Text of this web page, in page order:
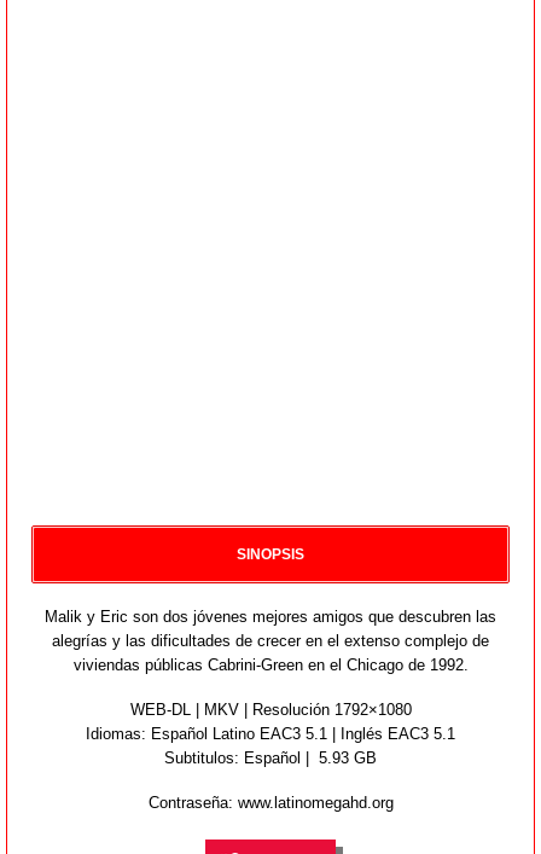
SINOPSIS
Malik y Eric son dos jóvenes mejores amigos que descubren las
alegrías y las dificultades de crecer en el extenso complejo de
viviendas públicas Cabrini-Green en el Chicago de 1992.
WEB-DL | MKV | Resolución 1792×1080
Idiomas: Español Latino EAC3 5.1 | Inglés EAC3 5.1
Subtitulos: Español | 5.93 GB
Contraseña: www.latinomegahd.org